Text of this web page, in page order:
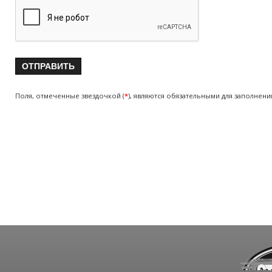
Поля, отмеченные звездочкой (*), являются обязательными для